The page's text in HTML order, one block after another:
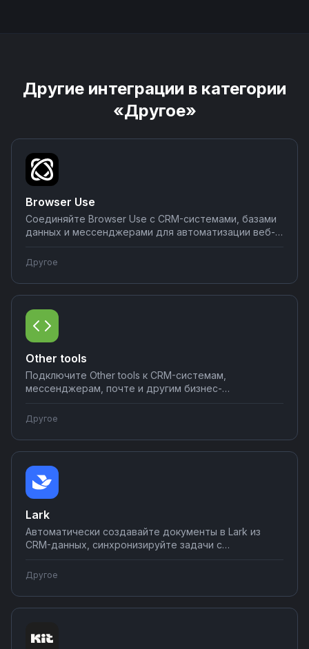
Другие интеграции в категории
«Другое»
Browser Use
Соединяйте Browser Use с CRM-системами, базами
данных и мессенджерами для автоматизации веб-
заполнения форм и мониторинга сайтов.
Настраивайте интеграции через Nodul без
программирования — от простых задач до сложных
алгоритмов.
Другое
Other tools
Подключите Other tools к CRM-системам,
мессенджерам, почте и другим бизнес-
создание задач и уведомлений между сервисами.
Настраивайте интеграции без программирования —
от простых связок до сложных сценариев.
Другое
Lark
Автоматически создавайте документы в Lark из
CRM-данных, синхронизируйте задачи с
в корпоративные чаты при изменениях.
Настраивайте интеграции с популярными
инструментами на платформе Nodul — объединяйте
рабочие процессы в единую систему без
Другое